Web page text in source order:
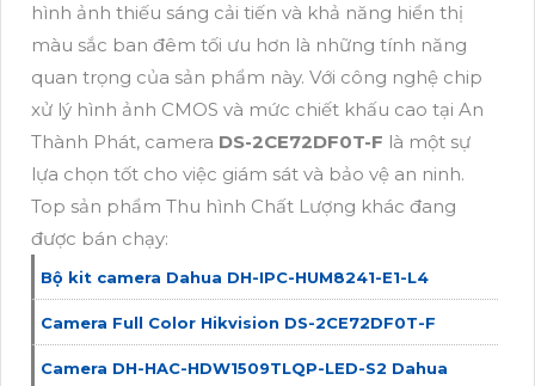
hình ảnh thiếu sáng cải tiến và khả năng hiển thị
màu sắc ban đêm tối ưu hơn là những tính năng
quan trọng của sản phẩm này. Với công nghệ chip
xử lý hình ảnh CMOS và mức chiết khấu cao tại An
Thành Phát, camera DS-2CE72DF0T-F là một sự
lựa chọn tốt cho việc giám sát và bảo vệ an ninh.
Top sản phẩm Thu hình Chất Lượng khác đang
được bán chạy:
Bộ kit camera Dahua DH-IPC-HUM8241-E1-L4
Camera Full Color Hikvision DS-2CE72DF0T-F
Camera DH-HAC-HDW1509TLQP-LED-S2 Dahua